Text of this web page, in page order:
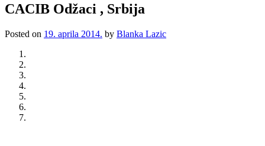
CACIB Odžaci , Srbija
Posted on 19. aprila 2014. by Blanka Lazic